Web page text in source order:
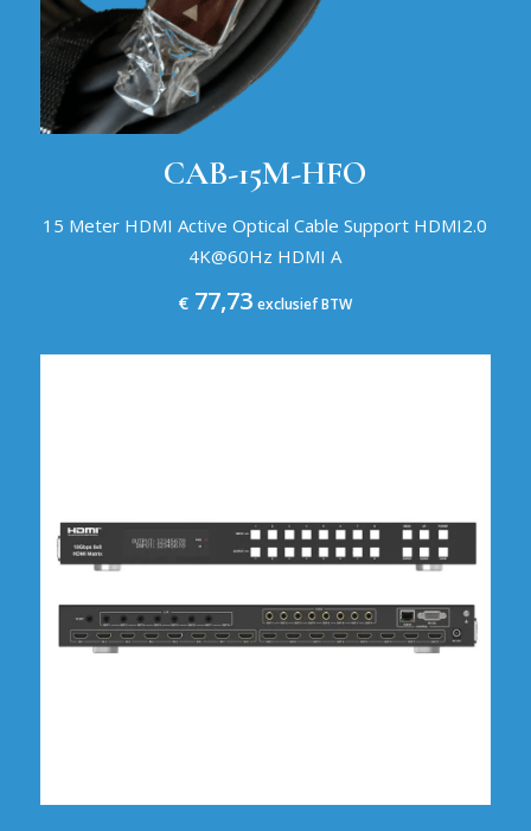
CAB-15M-HFO
15 Meter HDMI Active Optical Cable Support HDMI2.0
4K@60Hz HDMI A
€ 77,73 exclusief BTW